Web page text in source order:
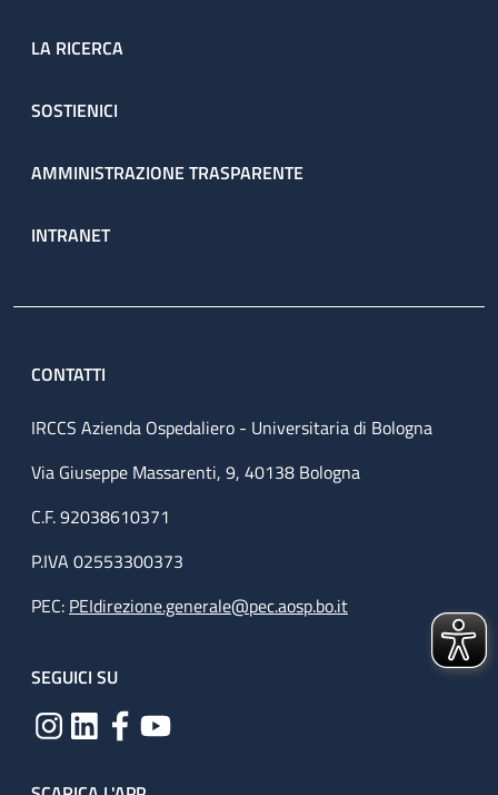
LA RICERCA
SOSTIENICI
AMMINISTRAZIONE TRASPARENTE
INTRANET
CONTATTI
IRCCS Azienda Ospedaliero - Universitaria di Bologna
Via Giuseppe Massarenti, 9, 40138 Bologna
C.F. 92038610371
P.IVA 02553300373
PEC: PEIdirezione.generale@pec.aosp.bo.it
SEGUICI SU